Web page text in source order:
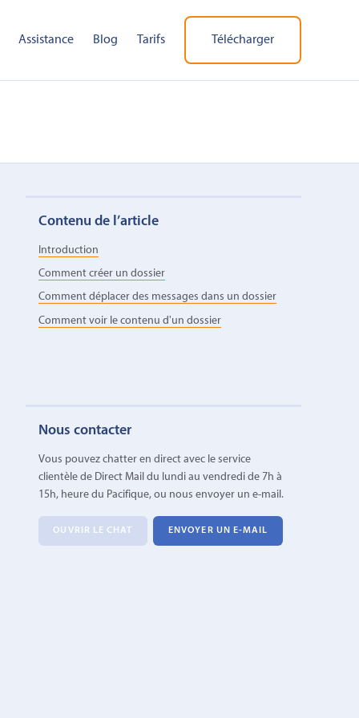
Assistance Blog Tarifs Télécharger
Contenu de l’article
Introduction
Comment créer un dossier
Comment déplacer des messages dans un dossier
Comment voir le contenu d'un dossier
Nous contacter
Vous pouvez chatter en direct avec le service
clientèle de Direct Mail du lundi au vendredi de 7h à
15h, heure du Pacifique, ou nous envoyer un e-mail.
OUVRIR LE CHAT ENVOYER UN E-MAIL